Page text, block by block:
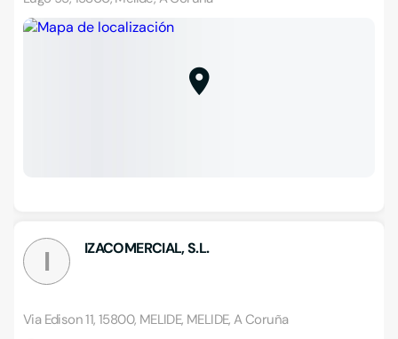
I IZACOMERCIAL, S.L.
Via Edison 11, 15800, MELIDE, MELIDE, A Coruña